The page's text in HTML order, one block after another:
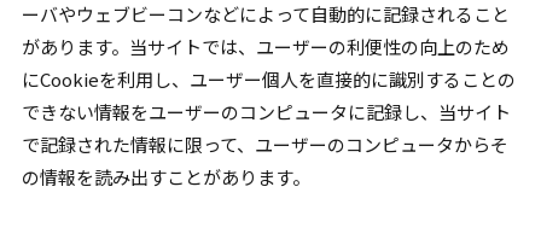
ーバやウェブビーコンなどによって自動的に記録されること
があります。当サイトでは、ユーザーの利便性の向上のため
にCookieを利用し、ユーザー個人を直接的に識別することの
できない情報をユーザーのコンピュータに記録し、当サイト
で記録された情報に限って、ユーザーのコンピュータからそ
の情報を読み出すことがあります。